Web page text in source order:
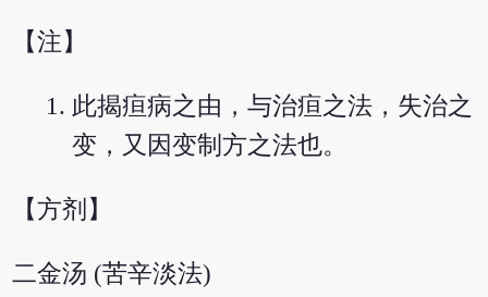
【注】
此揭疸病之由，与治疸之法，失治之
变，又因变制方之法也。
【方剂】
二金汤 (苦辛淡法)